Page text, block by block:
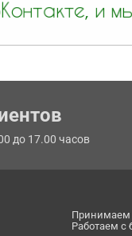
до 17.00 часов
Принимаем
Работаем